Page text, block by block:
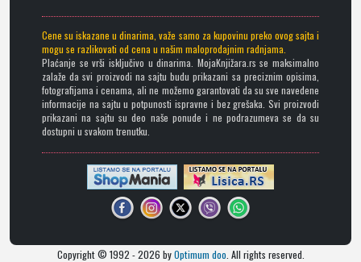
Cene su iskazane u dinarima, važe samo za kupovinu preko ovog sajta i
mogu se razlikovati od cena u našim maloprodajnim radnjama.
Plaćanje se vrši isključivo u dinarima. MojaKnjižara.rs se maksimalno
zalaže da svi proizvodi na sajtu budu prikazani sa preciznim opisima,
fotografijama i cenama, ali ne možemo garantovati da su sve navedene
informacije na sajtu u potpunosti ispravne i bez grešaka. Svi proizvodi
prikazani na sajtu su deo naše ponude i ne podrazumeva se da su
dostupni u svakom trenutku.
Copyright © 1992 - 2026 byOptimum doo. All rights reserved.